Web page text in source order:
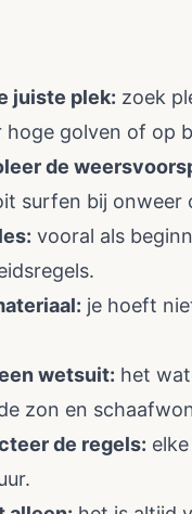
juiste plek: zoek
hoge golven of op
de
surfen bij onweer
vooral als
je hoeft
wetsuit: het
zon en
de regels: